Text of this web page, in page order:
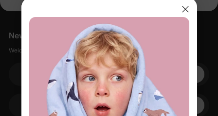
Newsletter
Weiche Sachen, kleine Rabatte, null Spam.
Ihre E-Mail
Ihr Telefon